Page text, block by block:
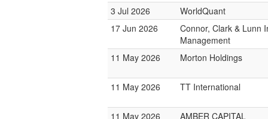
3 Jul 2026
WorldQuant
17 Jun 2026
Connor, Clark & Lunn
Management
11 May 2026
Morton Holdings
11 May 2026 TT International
11 May 2026 AMBER CAPITAL